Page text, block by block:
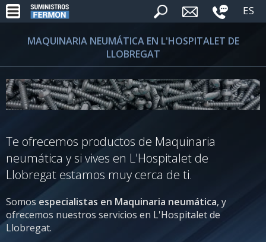
ES
MAQUINARIA NEUMÁTICA EN L'HOSPITALET DE
LLOBREGAT
Te ofrecemos productos de Maquinaria
neumática y si vives en L'Hospitalet de
Llobregat estamos muy cerca de ti.
Somos especialistas en Maquinaria neumática, y
ofrecemos nuestros servicios en L'Hospitalet de
Llobregat.